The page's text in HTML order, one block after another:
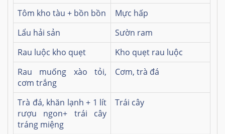
Tôm kho tàu + bồn bồn
Mực hấp
Lẩu hải sản
Sườn ram
Rau luộc kho quẹt
Kho quẹt rau luộc
Rau muống xào tỏi,
cơm trắng
Cơm, trà đá
Trà đá, khăn lạnh + 1 lít
rượu ngon+ trái cây
tráng miệng
Trái cây